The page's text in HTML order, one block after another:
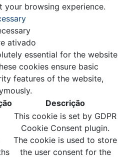
your browsing experience.
ativado
essential for the website
cookies ensure basic
features of the website,
Descrição
This cookie is set by GDPR
Cookie Consent plugin.
The cookie is used to store
the user consent for the